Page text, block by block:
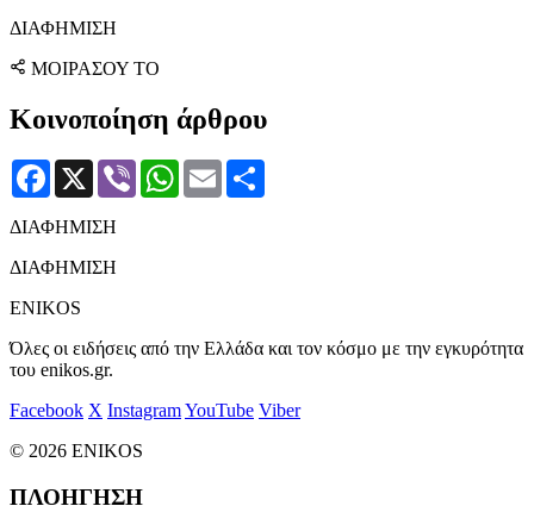
ΔΙΑΦΗΜΙΣΗ
ΜΟΙΡΑΣΟΥ ΤΟ
Κοινοποίηση άρθρου
Facebook
X Viber WhatsApp
Email
ΔΙΑΦΗΜΙΣΗ
ΔΙΑΦΗΜΙΣΗ
ENIKOS
Όλες οι ειδήσεις από την Ελλάδα και τον κόσμο με την εγκυρότητα
του enikos.gr.
Facebook X InstagramYouTube Viber
© 2026 ENIKOS
ΠΛΟΗΓΗΣΗ